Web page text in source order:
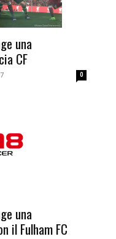
una
CF
0
una
il Fulham FC